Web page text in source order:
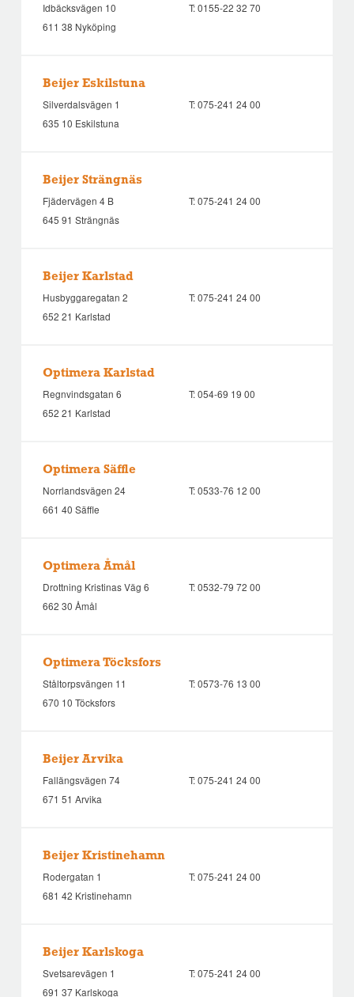
Idbäcksvägen 10
611 38 Nyköping
T:0155-22 32 70
Beijer Eskilstuna
Silverdalsvägen 1
635 10 Eskilstuna
T:075-241 24 00
Beijer Strängnäs
Fjädervägen 4 B
645 91 Strängnäs
T:075-241 24 00
Beijer Karlstad
Husbyggaregatan 2
652 21 Karlstad
T:075-241 24 00
Optimera Karlstad
Regnvindsgatan 6
652 21 Karlstad
T:054-69 19 00
Optimera Säffle
Norrlandsvägen 24
661 40 Säffle
T:0533-76 12 00
Optimera Åmål
Drottning Kristinas Väg 6
662 30 Åmål
T:0532-79 72 00
Optimera Töcksfors
Ståltorpsvängen 11
670 10 Töcksfors
T:0573-76 13 00
Beijer Arvika
Fallängsvägen 74
671 51 Arvika
T:075-241 24 00
Beijer Kristinehamn
Rodergatan 1
681 42 Kristinehamn
T:075-241 24 00
Beijer Karlskoga
Svetsarevägen 1
691 37 Karlskoga
T:075-241 24 00